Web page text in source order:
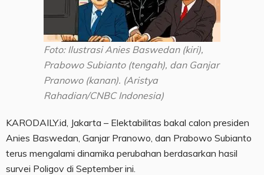
Foto: Ilustrasi Anies Baswedan (kiri),
Prabowo Subianto (tengah), dan Ganjar
Pranowo (kanan). (Aristya
Rahadian/CNBC Indonesia)
KARODAILY.id, Jakarta – Elektabilitas bakal calon presiden
Anies Baswedan, Ganjar Pranowo, dan Prabowo Subianto
terus mengalami dinamika perubahan berdasarkan hasil
survei Poligov di September ini.